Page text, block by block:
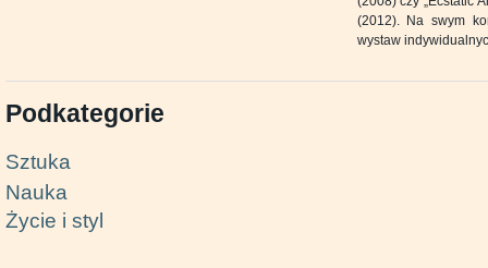
(2012). Na swym
wystaw
Podkategorie
Sztuka
Nauka
Życie i styl